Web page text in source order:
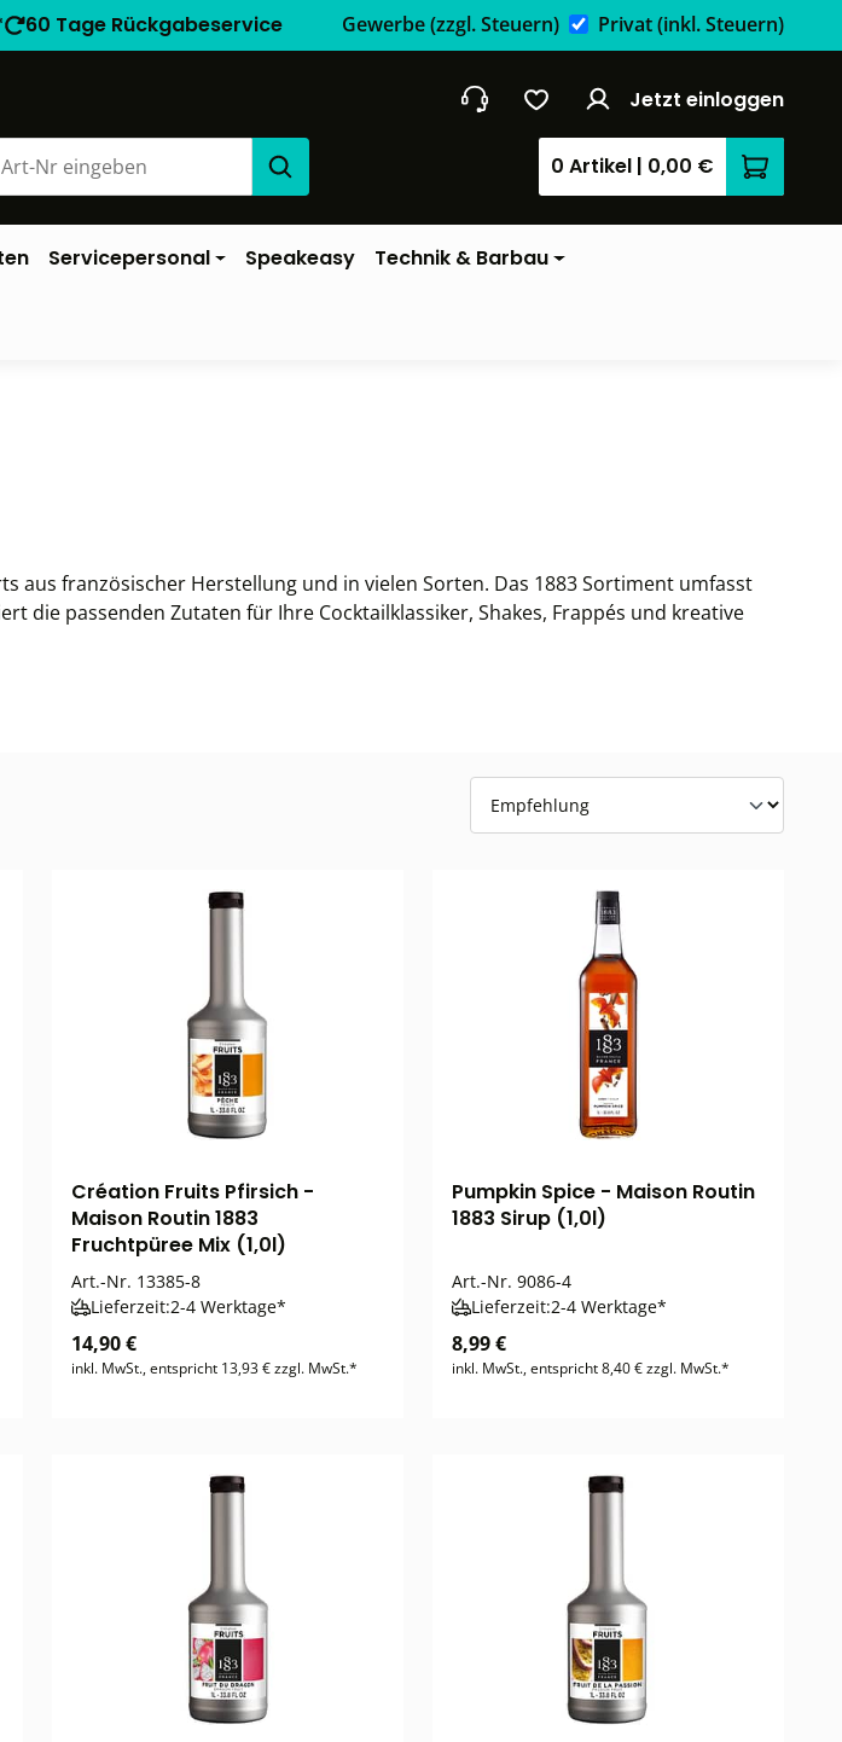
60 Tage Rückgabeservice Gewerbe(zzgl. Steuern) Privat(inkl. Steuern)
Jetzt einloggen
0 Artikel | 0,00 €
Servicepersonal Speakeasy Technik & Barbau
aus französischer Herstellung und in vielen Sorten. Das 1883 Sortiment umfasst
die passenden Zutaten für Ihre Cocktailklassiker, Shakes, Frappés und kreative
Création Fruits Pfirsich -
Maison Routin 1883
Fruchtpüree Mix (1,0l)
Art.-Nr. 13385-8
Lieferzeit:2-4 Werktage*
14,90 €
inkl. MwSt., entspricht 13,93 € zzgl. MwSt.*
Pumpkin Spice - Maison Routin
1883 Sirup (1,0l)
Art.-Nr. 9086-4
Lieferzeit:2-4 Werktage*
8,99 €
inkl. MwSt., entspricht 8,40 € zzgl. MwSt.*